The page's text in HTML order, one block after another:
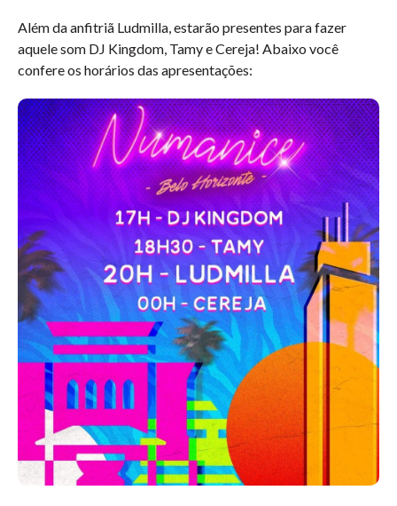
Além da anfitriã Ludmilla, estarão presentes para fazer
aquele som DJ Kingdom, Tamy e Cereja! Abaixo você
confere os horários das apresentações: